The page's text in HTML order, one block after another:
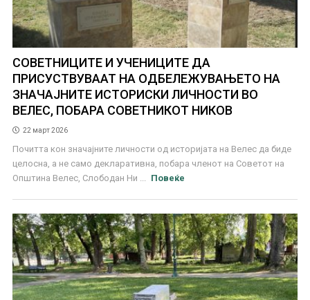
СОВЕТНИЦИТЕ И УЧЕНИЦИТЕ ДА
ПРИСУСТВУВААТ НА ОДБЕЛЕЖУВАЊЕТО НА
ЗНАЧАЈНИТЕ ИСТОРИСКИ ЛИЧНОСТИ ВО
ВЕЛЕС, ПОБАРА СОВЕТНИКОТ НИКОВ
22 март 2026
Почитта кон значајните личности од историјата на Велес да биде
целосна, а не само декларативна, побара членот на Советот на
Општина Велeс, Слободан Ни ...
Повеќе